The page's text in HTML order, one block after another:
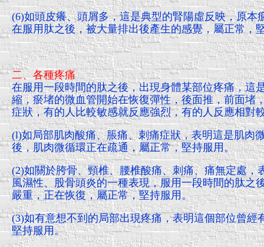
(6)如頭皮癢、頭屑多，這是典型的腎陽虛反映，原本
在服用肽之後，被大量排出後產生的感覺，屬正常，
二、各種疼痛
在服用一段時間的肽之後，出現身體某部位疼痛，這
縮，瘀堵的微血管開始在恢復彈性，後面推，前面堵
症狀，有的人比較敏感就反應強烈，有的人反應相對
(l)如局部肌肉酸痛、脹痛、刺痛症狀，表明這是肌肉
後，肌肉微循環正在疏通，屬正常，堅持服用。
(2)如關於胯骨、頸椎、腰椎酸痛、刺痛、痛無定處，
風濕性、股骨頭炎的一種表現，服用一段時間的肽之
嚴重，正在恢復，屬正常，堅持服用。
(3)如有意想不到的局部出現疼痛，表明這個部位曾經
堅持服用。